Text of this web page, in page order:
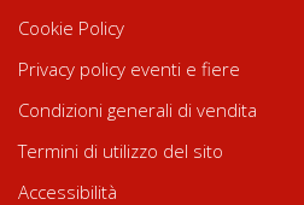
Cookie Policy
Privacy policy eventi e fiere
Condizioni generali di vendita
Termini di utilizzo del sito
Accessibilità